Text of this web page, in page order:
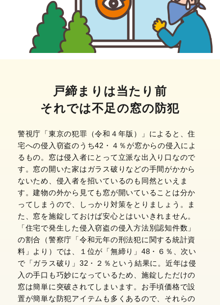
戸締まりは当たり前
それでは不足の窓の防犯
警視庁「東京の犯罪（令和４年版）」によると、住
宅への侵入窃盗のうち42・４％が窓からの侵入によ
るもの。窓は侵入者にとって立派な出入り口なので
す。窓の開いた家はガラス破りなどの手間がかから
ないため、侵入者を招いているのも同然といえま
す。建物の外から見ても窓が開いていることは分か
ってしまうので、しっかり対策をとりましょう。ま
た、窓を施錠しておけば安心とはいいきれません。
「住宅で発生した侵入窃盗の侵入方法別認知件数」
の割合（警察庁「令和元年の刑法犯に関する統計資
料」より）では、１位が「無締り」48・６％、次い
で「ガラス破り」32・２％という結果に。近年は侵
入の手口も巧妙になっているため、施錠しただけの
窓は簡単に突破されてしまいます。お手頃価格で設
置が簡単な防犯アイテムも多くあるので、それらの